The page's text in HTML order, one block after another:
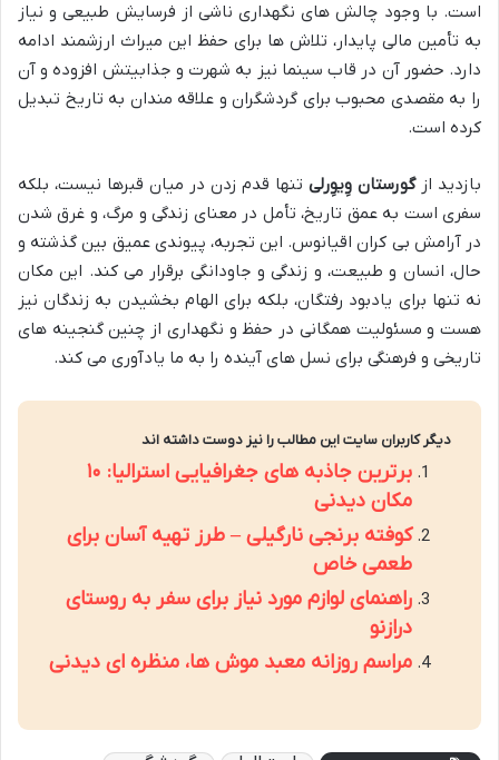
است. با وجود چالش های نگهداری ناشی از فرسایش طبیعی و نیاز
به تأمین مالی پایدار، تلاش ها برای حفظ این میراث ارزشمند ادامه
دارد. حضور آن در قاب سینما نیز به شهرت و جذابیتش افزوده و آن
را به مقصدی محبوب برای گردشگران و علاقه مندان به تاریخ تبدیل
کرده است.
بازدید ازگورستان وِیوِرلیتنها قدم زدن در میان قبرها نیست، بلکه
سفری است به عمق تاریخ، تأمل در معنای زندگی و مرگ، و غرق شدن
در آرامش بی کران اقیانوس. این تجربه، پیوندی عمیق بین گذشته و
حال، انسان و طبیعت، و زندگی و جاودانگی برقرار می کند. این مکان
نه تنها برای یادبود رفتگان، بلکه برای الهام بخشیدن به زندگان نیز
هست و مسئولیت همگانی در حفظ و نگهداری از چنین گنجینه های
تاریخی و فرهنگی برای نسل های آینده را به ما یادآوری می کند.
دیگر کاربران سایت این مطالب را نیز دوست داشته اند
برترین جاذبه های جغرافیایی استرالیا: ۱۰
مکان دیدنی
کوفته برنجی نارگیلی – طرز تهیه آسان برای
طعمی خاص
راهنمای لوازم مورد نیاز برای سفر به روستای
درازنو
مراسم روزانه معبد موش ها، منظره ای دیدنی